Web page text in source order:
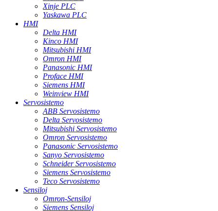
Xinje PLC
Yaskawa PLC
HMI
Delta HMI
Kinco HMI
Mitsubishi HMI
Omron HMI
Panasonic HMI
Proface HMI
Siemens HMI
Weinview HMI
Servosistemo
ABB Servosistemo
Delta Servosistemo
Mitsubishi Servosistemo
Omron Servosistemo
Panasonic Servosistemo
Sanyo Servosistemo
Schneider Servosistemo
Siemens Servosistemo
Teco Servosistemo
Sensiloj
Omron-Sensiloj
Siemens Sensiloj